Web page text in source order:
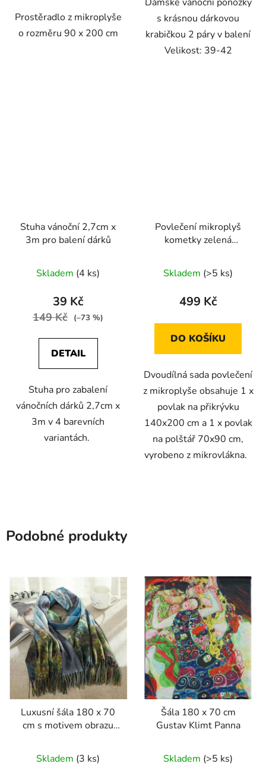
Prostěradlo z mikroplyše
o rozměru 90 x 200 cm
s krásnou dárkovou
krabičkou 2 páry v balení
Velikost: 39-42
Stuha vánoční 2,7cm x
3m pro balení dárků
Skladem (4 ks)
39 Kč
149 Kč (–73 %)
DETAIL
Stuha pro zabalení
vánočních dárků 2,7cm x
3m v 4 barevních
variantách.
Povlečení mikroplyš
kometky zelená
Skladem (>5 ks)
499 Kč
DO KOŠÍKU
Dvoudílná sada povlečení
z mikroplyše obsahuje 1 x
povlak na přikrývku
140x200 cm a 1 x povlak
na polštář 70x90 cm,
vyrobeno z mikrovlákna.
Podobné produkty
Luxusní šála 180 x 70
cm s motivem obrazu
Skladem (3 ks)
Šála 180 x 70 cm
Gustav Klimt Panna
Skladem (>5 ks)